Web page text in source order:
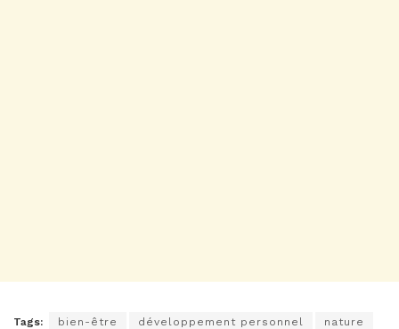
Tags: bien-être développement personnel nature